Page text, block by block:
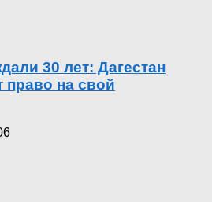
30 лет: Дагестан
право на свой